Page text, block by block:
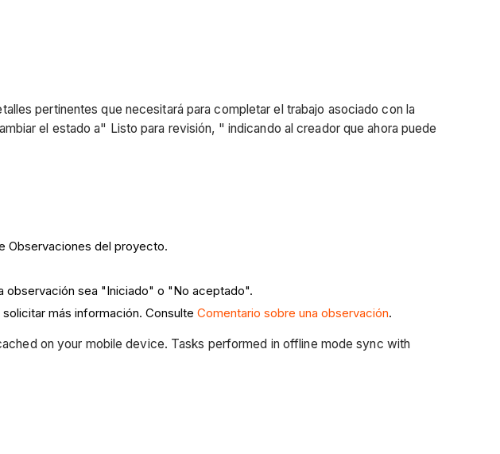
pertinentes que necesitará para completar el trabajo asociado con la
el estado a" Listo para revisión, " indicando al creador que ahora puede
Observaciones del proyecto.
observación sea "Iniciado" o "No aceptado".
más información. Consulte Comentario sobre una observación.
on your mobile device. Tasks performed in offline mode sync with